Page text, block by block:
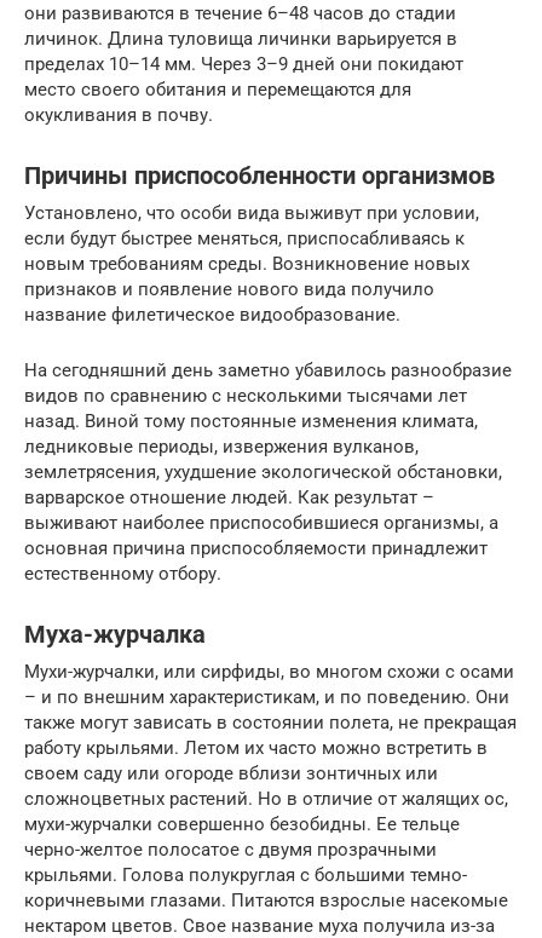
они развиваются в течение 6–48 часов до стадии
личинок. Длина туловища личинки варьируется в
пределах 10–14 мм. Через 3–9 дней они покидают
место своего обитания и перемещаются для
окукливания в почву.
Причины приспособленности организмов
Установлено, что особи вида выживут при условии,
если будут быстрее меняться, приспосабливаясь к
новым требованиям среды. Возникновение новых
признаков и появление нового вида получило
название филетическое видообразование.
На сегодняшний день заметно убавилось разнообразие
видов по сравнению с несколькими тысячами лет
назад. Виной тому постоянные изменения климата,
ледниковые периоды, извержения вулканов,
землетрясения, ухудшение экологической обстановки,
варварское отношение людей. Как результат –
выживают наиболее приспособившиеся организмы, а
основная причина приспособляемости принадлежит
естественному отбору.
Муха-журчалка
Мухи-журчалки, или сирфиды, во многом схожи с осами
– и по внешним характеристикам, и по поведению. Они
также могут зависать в состоянии полета, не прекращая
работу крыльями. Летом их часто можно встретить в
своем саду или огороде вблизи зонтичных или
сложноцветных растений. Но в отличие от жалящих ос,
мухи-журчалки совершенно безобидны. Ее тельце
черно-желтое полосатое с двумя прозрачными
крыльями. Голова полукруглая с большими темно-
коричневыми глазами. Питаются взрослые насекомые
нектаром цветов. Свое название муха получила из-за